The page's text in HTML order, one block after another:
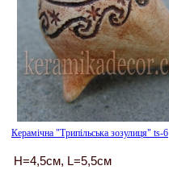
Керамічна "Трипільська зозулиця" ts-6
H=4,5см, L=5,5см